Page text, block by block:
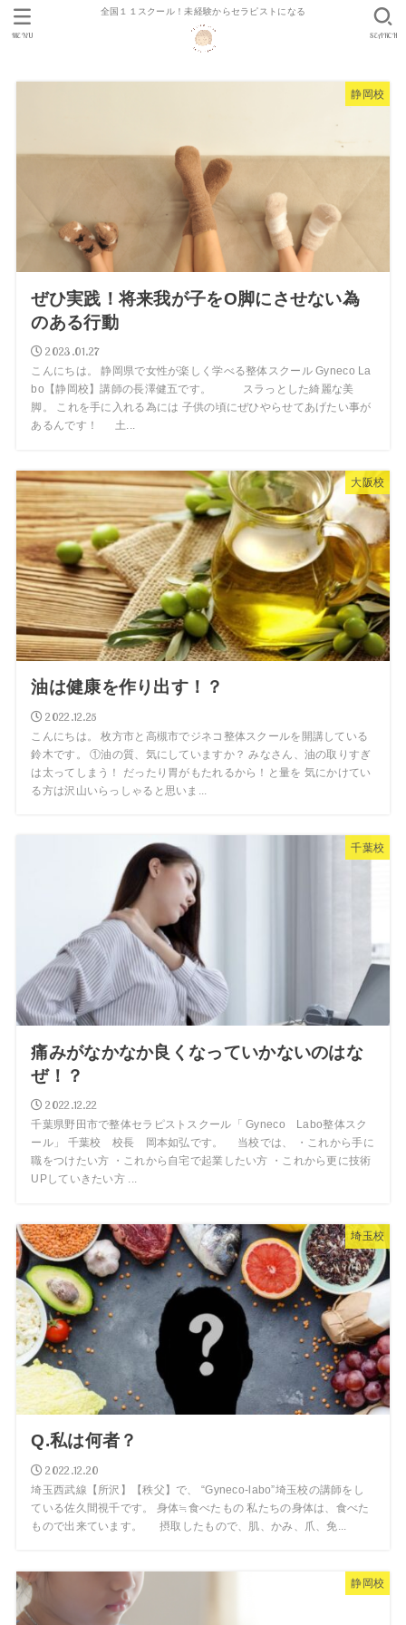
全国１１スクール！未経験からセラピストになる
SEARCH
MENU
静岡校
ぜひ実践！将来我が子をO脚にさせない為
のある行動
2023.01.27
こんにちは。 静岡県で女性が楽しく学べる整体スクール Gyneco La
bo【静岡校】講師の長澤健五です。 スラっとした綺麗な美
脚。 これを手に入れる為には 子供の頃にぜひやらせてあげたい事が
あるんです！ 土...
大阪校
油は健康を作り出す！？
2022.12.25
こんにちは。 枚方市と高槻市でジネコ整体スクールを開講している
鈴木です。 ①油の質、気にしていますか？ みなさん、油の取りすぎ
は太ってしまう！ だったり胃がもたれるから！と量を 気にかけてい
る方は沢山いらっしゃると思いま...
千葉校
痛みがなかなか良くなっていかないのはな
ぜ！？
2022.12.22
千葉県野田市で整体セラピストスクール「 Gyneco Labo整体スク
ール」 千葉校 校長 岡本如弘です。 当校では、 ・これから手に
職をつけたい方 ・これから自宅で起業したい方 ・これから更に技術
UPしていきたい方 ...
埼玉校
Q.私は何者？
2022.12.20
埼玉西武線【所沢】【秩父】で、 “Gyneco-labo”埼玉校の講師をし
ている佐久間視千です。 身体≒食べたもの 私たちの身体は、食べた
もので出来ています。 摂取したもので、肌、かみ、爪、免...
静岡校